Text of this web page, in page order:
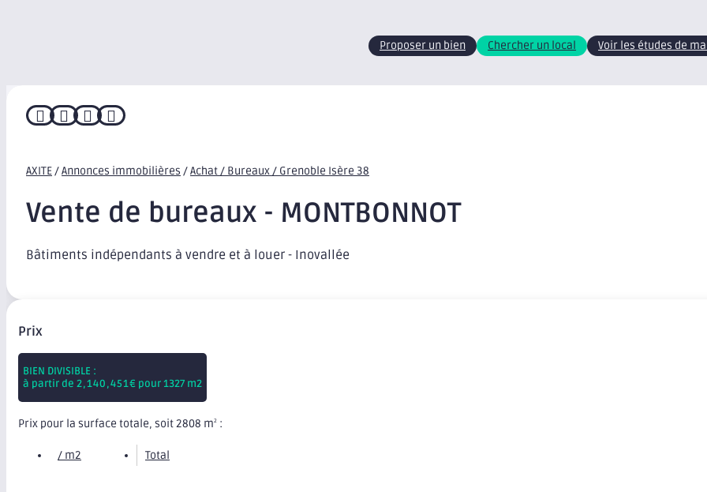
Proposer un bien Chercher un local Voir les études de
   
AXITE/Annonces immobilières /Achat / Bureaux / Grenoble Isère 38
Vente de bureaux - MONTBONNOT
Bâtiments indépendants à vendre et à louer - Inovallée
Prix
BIEN DIVISIBLE :
à partir de 2,140,451€ pour 1327 m2
Prix pour la surface totale, soit 2808 m2 :
/ m2 Total